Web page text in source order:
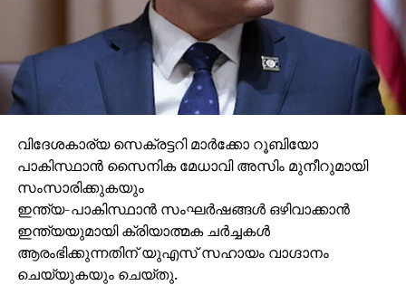
വിദേശകാര്യ സെക്രട്ടറി മാര്‍ക്കോ റൂബിയോ
പാകിസ്ഥാന്‍ സൈനിക മേധാവി അസിം മുനീറുമായി
സംസാരിക്കുകയും
ഇന്ത്യ-പാകിസ്ഥാന്‍ സംഘര്‍ഷങ്ങള്‍ ഒഴിവാക്കാന്‍
ഇന്ത്യയുമായി ക്രിയാത്മക ചര്‍ച്ചകള്‍
ആരംഭിക്കുന്നതിന് യുഎസ് സഹായം വാഗ്ദാനം
ചെയ്യുകയും ചെയ്തു.